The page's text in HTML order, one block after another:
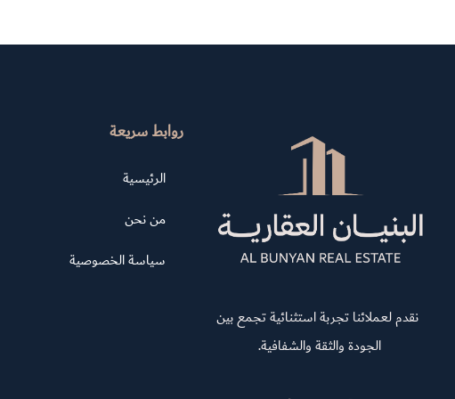
نقدم لعملائنا تجربة استثنائية تجمع بين
الجودة والثقة والشفافية.
روابط سريعة
الرئيسية
من نحن
سياسة الخصوصية